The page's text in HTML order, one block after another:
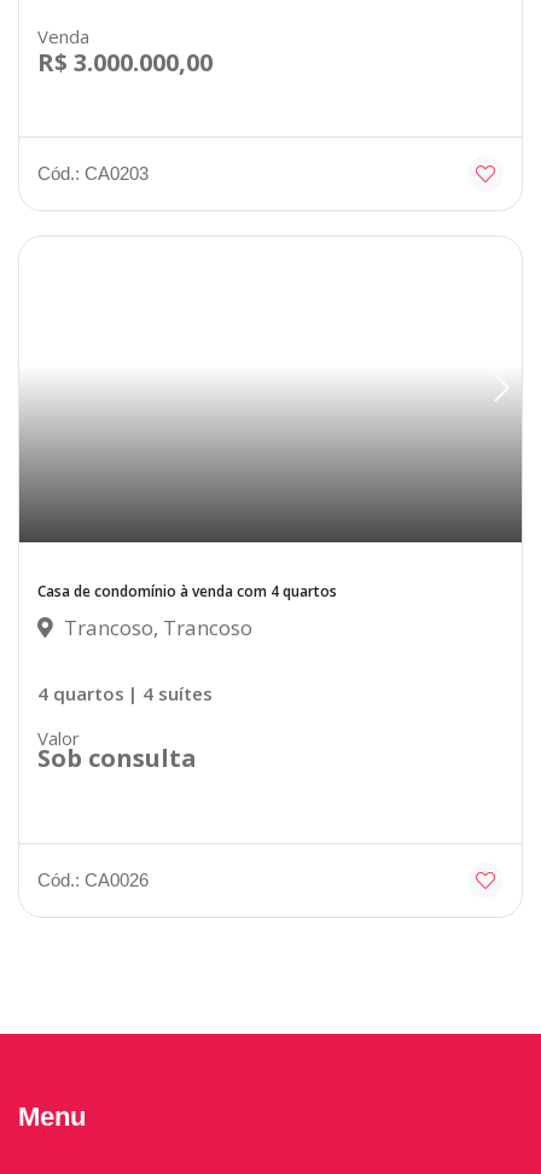
Venda
R$ 3.000.000,00
Cód.: CA0203
Casa de condomínio à venda com 4 quartos
Trancoso, Trancoso
4 quartos | 4 suítes
Valor
Sob consulta
Cód.: CA0026
Menu